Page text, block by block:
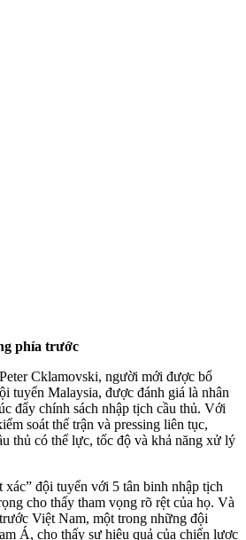
phía trước
Cklamovski, người mới được bổ
tuyển Malaysia, được đánh giá là nhân
đẩy chính sách nhập tịch cầu thủ. Với
soát thế trận và pressing liên tục,
thủ có thể lực, tốc độ và khả năng xử lý
đội tuyển với 5 tân binh nhập tịch
cho thấy tham vọng rõ rệt của họ. Và
Việt Nam, một trong những đội
Á, cho thấy sự hiệu quả của chiến lược